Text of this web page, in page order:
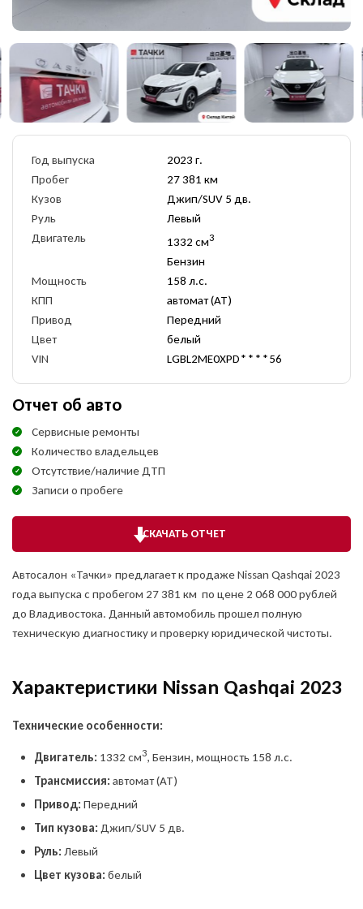
Год выпуска
2023 г.
Пробег
27 381 км
Кузов
Джип/SUV 5 дв.
Руль
Левый
Двигатель
1332 см3
Бензин
Мощность
158 л.с.
КПП
автомат (AT)
Привод
Передний
Цвет
белый
VIN
LGBL2ME0XPD****56
Отчет об авто
Сервисные ремонты
Количество владельцев
Отсутствие/наличие ДТП
Записи о пробеге
СКАЧАТЬ ОТЧЕТ
Автосалон «Тачки» предлагает к продаже Nissan Qashqai 2023
года выпуска с пробегом 27 381 км по цене 2 068 000 рублей
до Владивостока. Данный автомобиль прошел полную
техническую диагностику и проверку юридической чистоты.
Характеристики Nissan Qashqai 2023
Технические особенности:
Двигатель: 1332 см3, Бензин, мощность 158 л.с.
Трансмиссия: автомат (AT)
Привод: Передний
Тип кузова: Джип/SUV 5 дв.
Руль: Левый
Цвет кузова: белый